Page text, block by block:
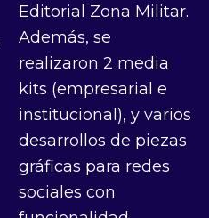
Editorial Zona Militar.
Además, se
realizaron 2 media
kits (empresarial e
institucional), y varios
desarrollos de piezas
gráficas para redes
sociales con